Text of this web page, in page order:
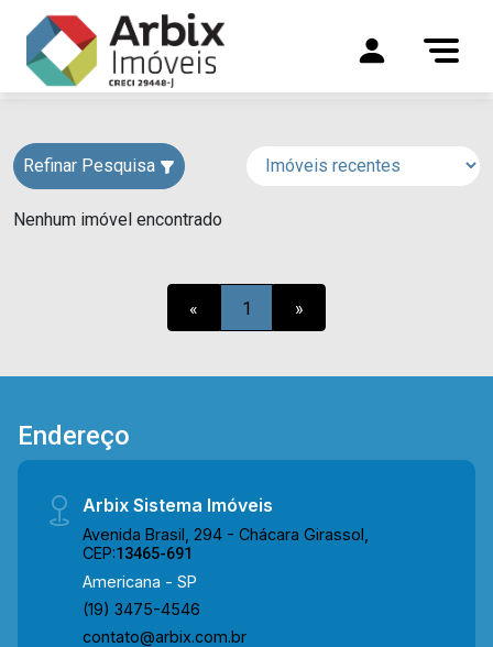
Refinar Pesquisa
Nenhum imóvel encontrado
« 1 »
Endereço
Arbix Sistema Imóveis
Avenida Brasil, 294 - Chácara Girassol,
CEP:13465-691
Americana - SP
(19) 3475-4546
contato@arbix.com.br